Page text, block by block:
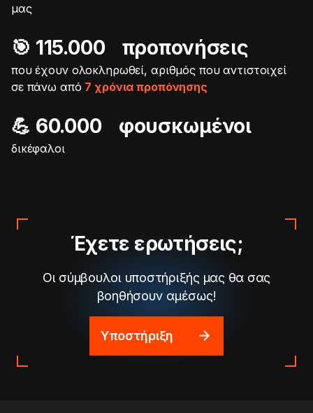
μας
🎯️ 115.000 προπονήσεις
που έχουν ολοκληρωθεί, αριθμός που αντιστοιχεί
σε πάνω από 7 χρόνια προπόνησης
💪 60.000 φουσκωμένοι
δικέφαλοι
Έχετε ερωτήσεις;
Οι σύμβουλοι υποστήριξής μας θα σας
βοηθήσουν αμέσως!
Υποστήριξη